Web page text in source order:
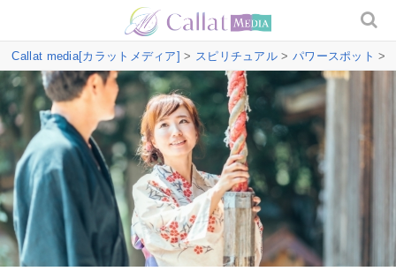
Callat media[カラットメディア] > スピリチュアル > パワースポット >